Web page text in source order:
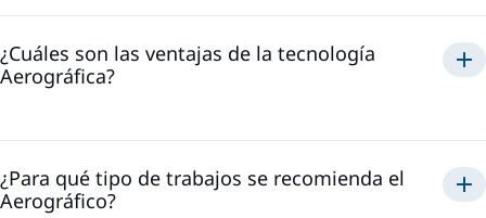
¿Cuáles son las ventajas de la tecnología
Aerográfica?
¿Para qué tipo de trabajos se recomienda el
Aerográfico?